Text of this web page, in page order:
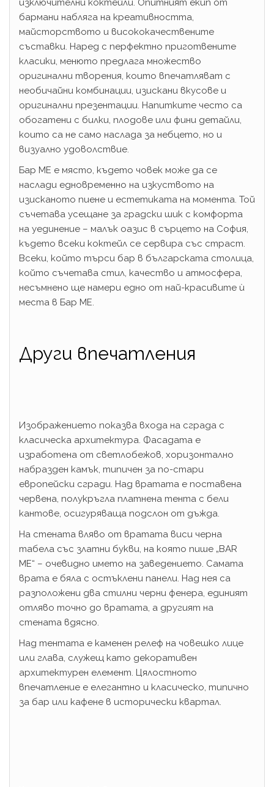
изключителни коктейли. Опитният екип от
бармани набляга на креативността,
майсторството и висококачествените
съставки. Наред с перфектно приготвените
класики, менюто предлага множество
оригинални творения, които впечатляват с
необичайни комбинации, изискани вкусове и
оригинални презентации. Напитките често са
обогатени с билки, плодове или фини детайли,
които са не само наслада за небцето, но и
визуално удоволствие.
Бар ME е място, където човек може да се
наслади едновременно на изкуството на
изисканото пиене и естетиката на момента. Той
съчетава усещане за градски шик с комфорта
на уединение – малък оазис в сърцето на София,
където всеки коктейл се сервира със страст.
Всеки, който търси бар в българската столица,
който съчетава стил, качество и атмосфера,
несъмнено ще намери едно от най-красивите ѝ
места в Бар ME.
Други впечатления
Изображението показва входа на сграда с
класическа архитектура. Фасадата е
изработена от светлобежов, хоризонтално
набразден камък, типичен за по-стари
европейски сгради. Над вратата е поставена
червена, полукръгла платнена тента с бели
кантове, осигуряваща подслон от дъжда.
На стената вляво от вратата виси черна
табела със златни букви, на която пише „BAR
ME“ – очевидно името на заведението. Самата
врата е бяла с остъклени панели. Над нея са
разположени два стилни черни фенера, единият
отляво точно до вратата, а другият на
стената вдясно.
Над тентата е каменен релеф на човешко лице
или глава, служещ като декоративен
архитектурен елемент. Цялостното
впечатление е елегантно и класическо, типично
за бар или кафене в исторически квартал.